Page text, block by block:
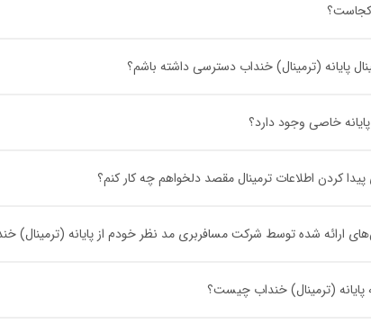
کجاست؟
پایانه (ترمینال) خنداب دسترسی داشته باشم؟
خاصی وجود دارد؟
کردن اطلاعات ترمینال مقصد دلخواهم چه کار کنم؟
ارائه شده توسط شرکت مسافربری مد نظر خودم از پایانه (ترمینال)
(ترمینال) خنداب چیست؟